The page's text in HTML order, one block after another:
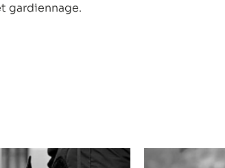
gardiennage.